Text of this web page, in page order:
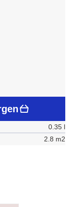
0.35 l
2.8 m2